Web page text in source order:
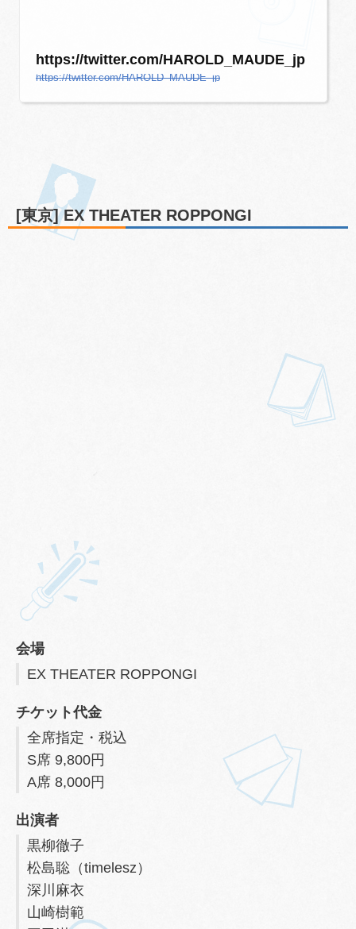
https://twitter.com/HAROLD_MAUDE_jp
https://twitter.com/HAROLD_MAUDE_jp
[東京] EX THEATER ROPPONGI
会場
EX THEATER ROPPONGI
チケット代金
全席指定・税込
S席 9,800円
A席 8,000円
出演者
黒柳徹子
松島聡（timelesz）
深川麻衣
山崎樹範